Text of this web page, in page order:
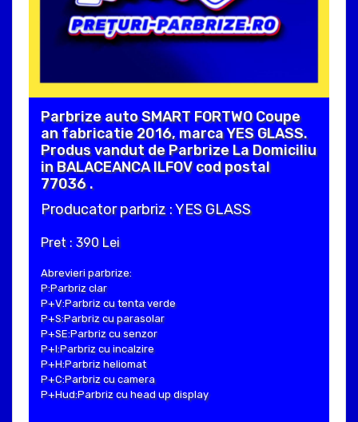
Parbrize auto SMART FORTWO Coupe
an fabricatie 2016, marca YES GLASS.
Produs vandut de Parbrize La Domiciliu
in BALACEANCA ILFOV cod postal
77036 .
Producator parbriz : YES GLASS
Pret : 390 Lei
Abrevieri parbrize:
P:Parbriz clar
P+V:Parbriz cu tenta verde
P+S:Parbriz cu parasolar
P+SE:Parbriz cu senzor
P+I:Parbriz cu incalzire
P+H:Parbriz heliomat
P+C:Parbriz cu camera
P+Hud:Parbriz cu head up display